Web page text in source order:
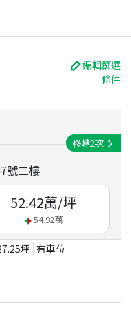
編輯篩選
條件
號二樓
移轉2次
52.42萬/坪
54.92萬
坪 有車位